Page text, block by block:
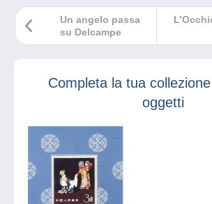
Un angelo passa
su Delcampe
Completa la tua
oggetti